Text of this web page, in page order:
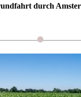
durch